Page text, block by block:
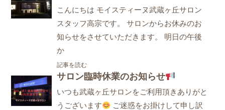
こんにちは モイスティーヌ武蔵ヶ丘サロン
スタッフ高宗です。 サロンからお休みのお
知らせをさせていただきます。 明日の午後
か
記事を読む
サロン臨時休業のお知らせ
いつも武蔵ヶ丘サロンをご利用頂きありがと
うございます
ご迷惑をお掛けして申し訳